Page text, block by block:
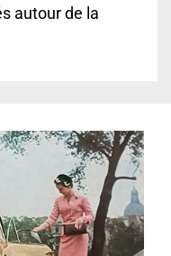
autour de la